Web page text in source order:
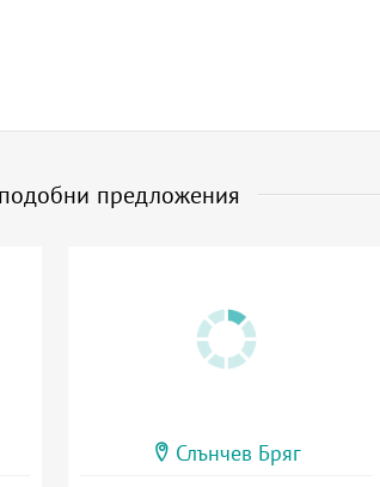
предложения
Слънчев Бряг